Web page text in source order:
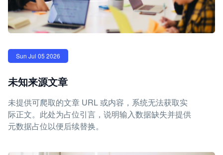
Sun Jul 05 2026
未知来源文章
未提供可爬取的文章 URL 或内容，系统无法获取实
际正文。此处为占位引言，说明输入数据缺失并提供
元数据占位以便后续替换。